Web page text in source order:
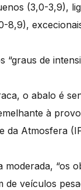
(3,0-3,9),
8,9),
de
o abalo é
à
da Atmosfera
“os
de veículos